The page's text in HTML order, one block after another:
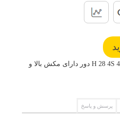
هود اخوان شومینه ای مدل H 28 4S 4 دور دارای مکش بالا و
پرسش و پاسخ